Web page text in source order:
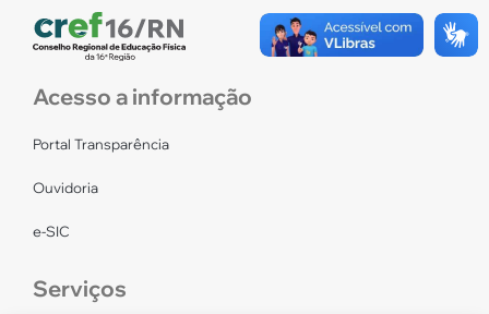
Acesso a informação
Portal Transparência
Ouvidoria
e-SIC
Serviços